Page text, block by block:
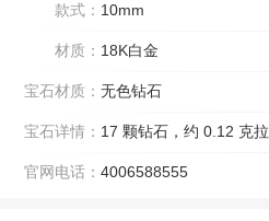
款式： 10mm
材质： 18K白金
宝石材质： 无色钻石
宝石详情： 17 颗钻石，约 0.12 克拉
官网电话： 4006588555